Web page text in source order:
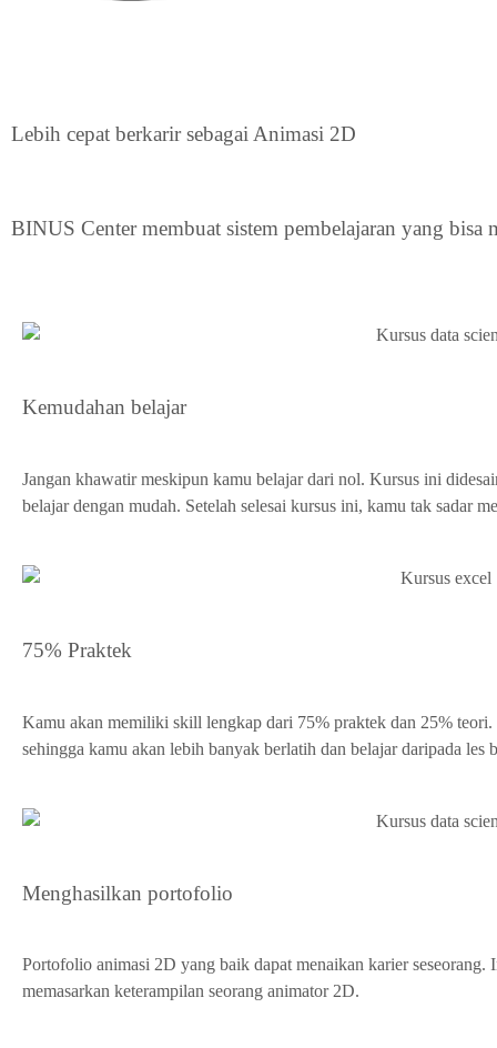
Lebih cepat berkarir sebagai Animasi 2D
BINUS Center membuat sistem pembelajaran yang bisa
Kemudahan belajar
Jangan khawatir meskipun kamu belajar dari nol. Kursus ini
belajar dengan mudah. Setelah selesai kursus ini, kamu tak sadar
75% Praktek
Kamu akan memiliki skill lengkap dari 75% praktek dan 25%
sehingga kamu akan lebih banyak berlatih dan belajar daripada les
Menghasilkan portofolio
Portofolio animasi 2D yang baik dapat menaikan karier seseorang.
memasarkan keterampilan seorang animator 2D.